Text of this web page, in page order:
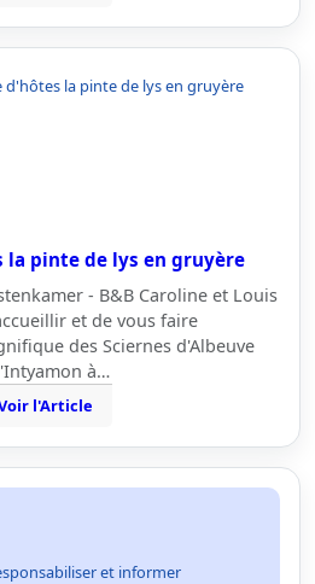
la pinte de lys en gruyère
- B&B Caroline et Louis
et de vous faire
des Sciernes d'Albeuve
à…
l'Article
et informer